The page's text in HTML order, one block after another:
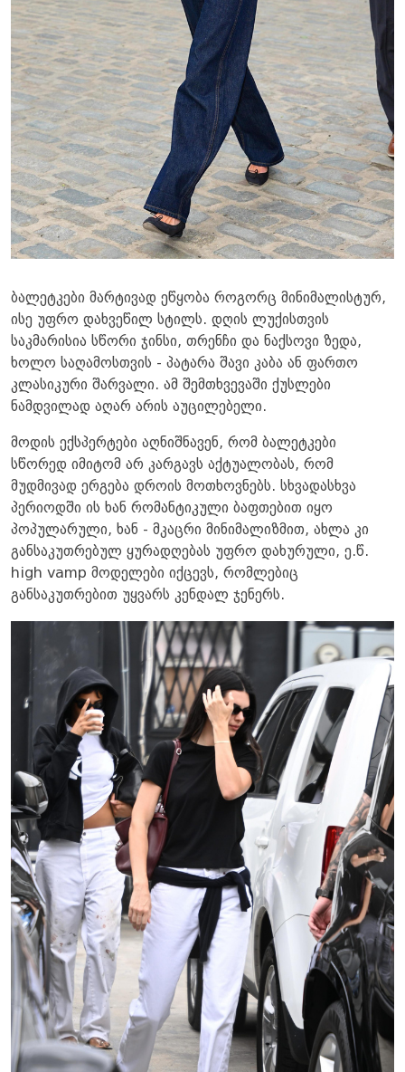
ბალეტკები მარტივად ეწყობა როგორც მინიმალისტურ,
ისე უფრო დახვეწილ სტილს. დღის ლუქისთვის
საკმარისია სწორი ჯინსი, თრენჩი და ნაქსოვი ზედა,
ხოლო საღამოსთვის - პატარა შავი კაბა ან ფართო
კლასიკური შარვალი. ამ შემთხვევაში ქუსლები
ნამდვილად აღარ არის აუცილებელი.
მოდის ექსპერტები აღნიშნავენ, რომ ბალეტკები
სწორედ იმიტომ არ კარგავს აქტუალობას, რომ
მუდმივად ერგება დროის მოთხოვნებს. სხვადასხვა
პერიოდში ის ხან რომანტიკული ბაფთებით იყო
პოპულარული, ხან - მკაცრი მინიმალიზმით, ახლა კი
განსაკუთრებულ ყურადღებას უფრო დახურული, ე.წ.
high vamp მოდელები იქცევს, რომლებიც
განსაკუთრებით უყვარს კენდალ ჯენერს.